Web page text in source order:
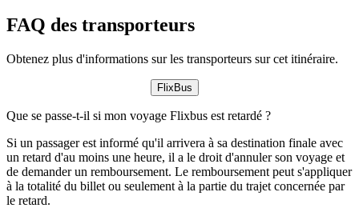
FAQ des transporteurs
Obtenez plus d'informations sur les transporteurs sur cet itinéraire.
FlixBus
Que se passe-t-il si mon voyage Flixbus est retardé ?
Si un passager est informé qu'il arrivera à sa destination finale avec
un retard d'au moins une heure, il a le droit d'annuler son voyage et
de demander un remboursement. Le remboursement peut s'appliquer
à la totalité du billet ou seulement à la partie du trajet concernée par
le retard.